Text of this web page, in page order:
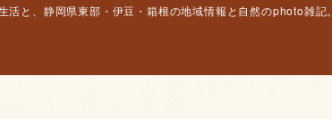
と、静岡県東部・伊豆・箱根の地域情報と自然のphoto雑記。